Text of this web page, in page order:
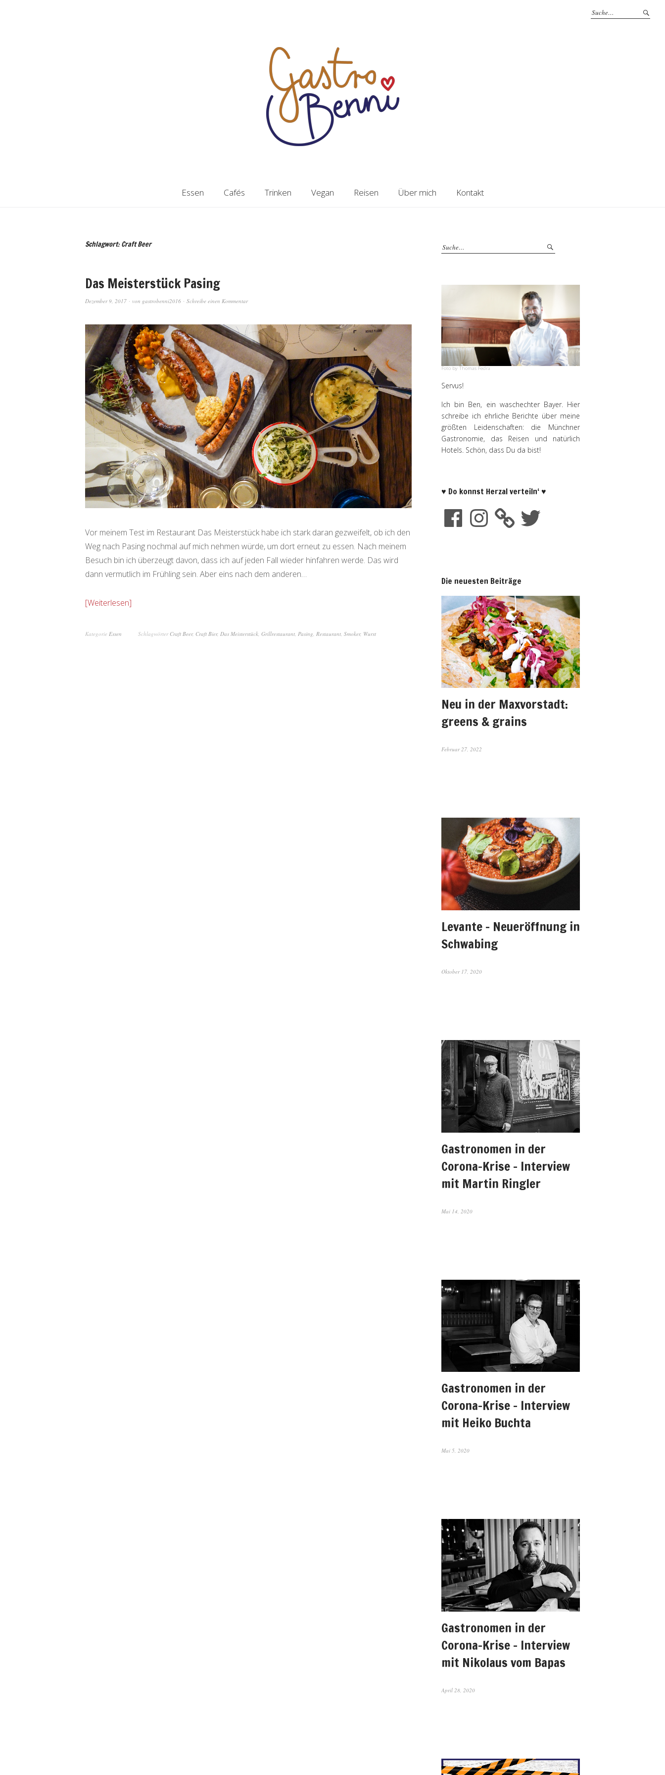
Essen Cafés Trinken Vegan Reisen Über mich Kontakt
Schlagwort: Craft Beer
Das Meisterstück Pasing
Dezember 9, 2017 von gastrobenni2016 Schreibe einen Kommentar
Vor meinem Test im Restaurant Das Meisterstück habe ich stark daran gezweifelt, ob ich den
Weg nach Pasing nochmal auf mich nehmen würde, um dort erneut zu essen. Nach meinem
Besuch bin ich überzeugt davon, dass ich auf jeden Fall wieder hinfahren werde. Das wird
dann vermutlich im Frühling sein. Aber eins nach dem anderen…
Weiterlesen
Kategorie Essen Schlagwörter Craft Beer, Craft Bier, Das Meisterstück, Grillrestaurant, Pasing, Restaurant, Smoker, Wurst
Foto by Thomas Fedra
Servus!
Ich bin Ben, ein waschechter Bayer. Hier
schreibe ich ehrliche Berichte über meine
größten Leidenschaften: die Münchner
Gastronomie, das Reisen und natürlich
Hotels. Schön, dass Du da bist!
♥ Do konnst Herzal verteiln‘ ♥
Die neuesten Beiträge
Neu in der Maxvorstadt:
greens & grains
Februar 27, 2022
Levante – Neueröffnung in
Schwabing
Oktober 17, 2020
Gastronomen in der
Corona-Krise – Interview
mit Martin Ringler
Mai 14, 2020
Gastronomen in der
Corona-Krise – Interview
mit Heiko Buchta
Mai 5, 2020
Gastronomen in der
Corona-Krise – Interview
mit Nikolaus vom Bapas
April 28, 2020